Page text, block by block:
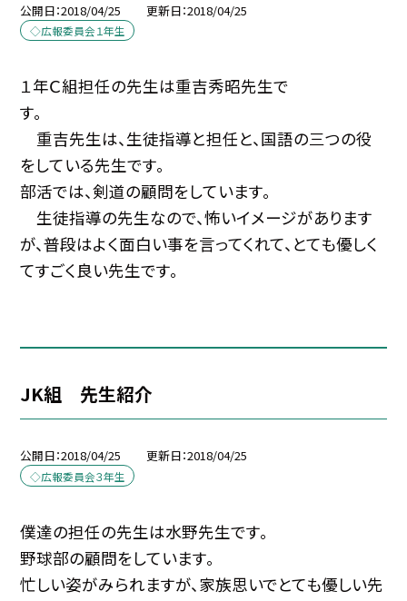
公開日 2018/04/25 更新日 2018/04/25
◇広報委員会１年生
１年Ｃ組担任の先生は重吉秀昭先生で
す。
重吉先生は、生徒指導と担任と、国語の三つの役
をしている先生です。
部活では、剣道の顧問をしています。
生徒指導の先生なので、怖いイメージがあります
が、普段はよく面白い事を言ってくれて、とても優しく
てすごく良い先生です。
JK組 先生紹介
公開日 2018/04/25 更新日 2018/04/25
◇広報委員会３年生
僕達の担任の先生は水野先生です。
野球部の顧問をしています。
忙しい姿がみられますが、家族思いでとても優しい先